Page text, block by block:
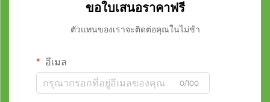
ขอใบเสนอราคาฟรี
ตัวแทนของเราจะติดต่อคุณในไม่ช้า
อีเมล
0/100